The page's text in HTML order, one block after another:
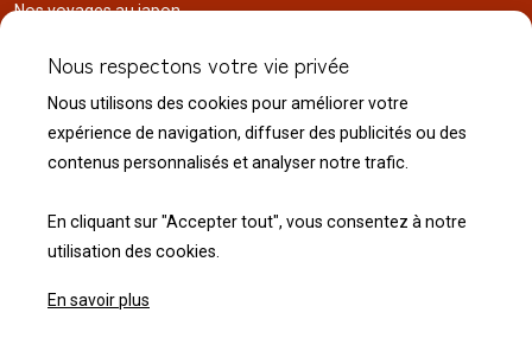
Nos voyages au japon
Liens utiles
Service client
Nous contacter
Modalité de retour
Nous respectons votre vie privée
Nous utilisons des cookies pour améliorer votre
expérience de navigation, diffuser des publicités ou des
contenus personnalisés et analyser notre trafic.
En cliquant sur "Accepter tout", vous consentez à notre
utilisation des cookies.
En savoir plus